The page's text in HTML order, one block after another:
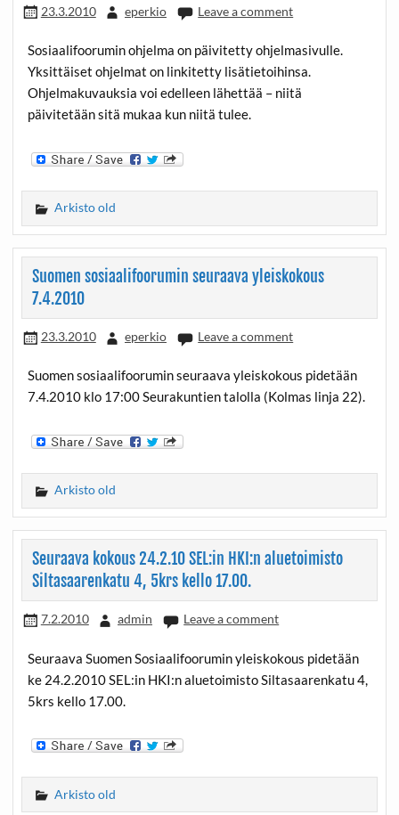
23.3.2010 eperkio Leave a comment
Sosiaalifoorumin ohjelma on päivitetty ohjelmasivulle.
Yksittäiset ohjelmat on linkitetty lisätietoihinsa.
Ohjelmakuvauksia voi edelleen lähettää – niitä
päivitetään sitä mukaa kun niitä tulee.
Arkisto old
Suomen sosiaalifoorumin seuraava yleiskokous
7.4.2010
23.3.2010 eperkio Leave a comment
Suomen sosiaalifoorumin seuraava yleiskokous pidetään
7.4.2010 klo 17:00 Seurakuntien talolla (Kolmas linja 22).
Arkisto old
Seuraava kokous 24.2.10 SEL:in HKI:n aluetoimisto
Siltasaarenkatu 4, 5krs kello 17.00.
7.2.2010 admin Leave a comment
Seuraava Suomen Sosiaalifoorumin yleiskokous pidetään
ke 24.2.2010 SEL:in HKI:n aluetoimisto Siltasaarenkatu 4,
5krs kello 17.00.
Arkisto old